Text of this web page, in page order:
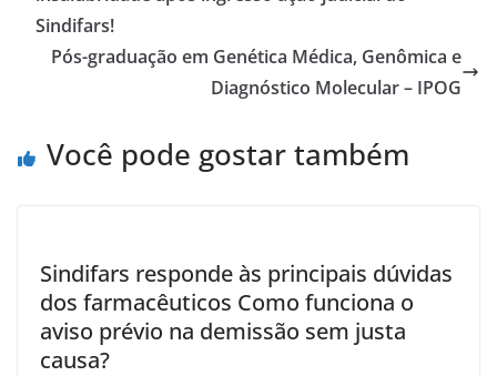
o
k
Sindifars!
Pós-graduação em Genética Médica, Genômica e
Diagnóstico Molecular – IPOG
Você pode gostar também
Sindifars responde às principais dúvidas
dos farmacêuticos Como funciona o
aviso prévio na demissão sem justa
causa?